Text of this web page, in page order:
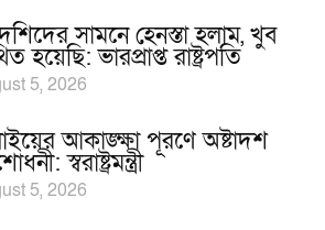
সামনে হেনস্তা হলাম, খুব
হয়েছি: ভারপ্রাপ্ত রাষ্ট্রপতি
5, 2026
আকাঙ্ক্ষা পূরণে অষ্টাদশ
স্বরাষ্ট্রমন্ত্রী
5, 2026